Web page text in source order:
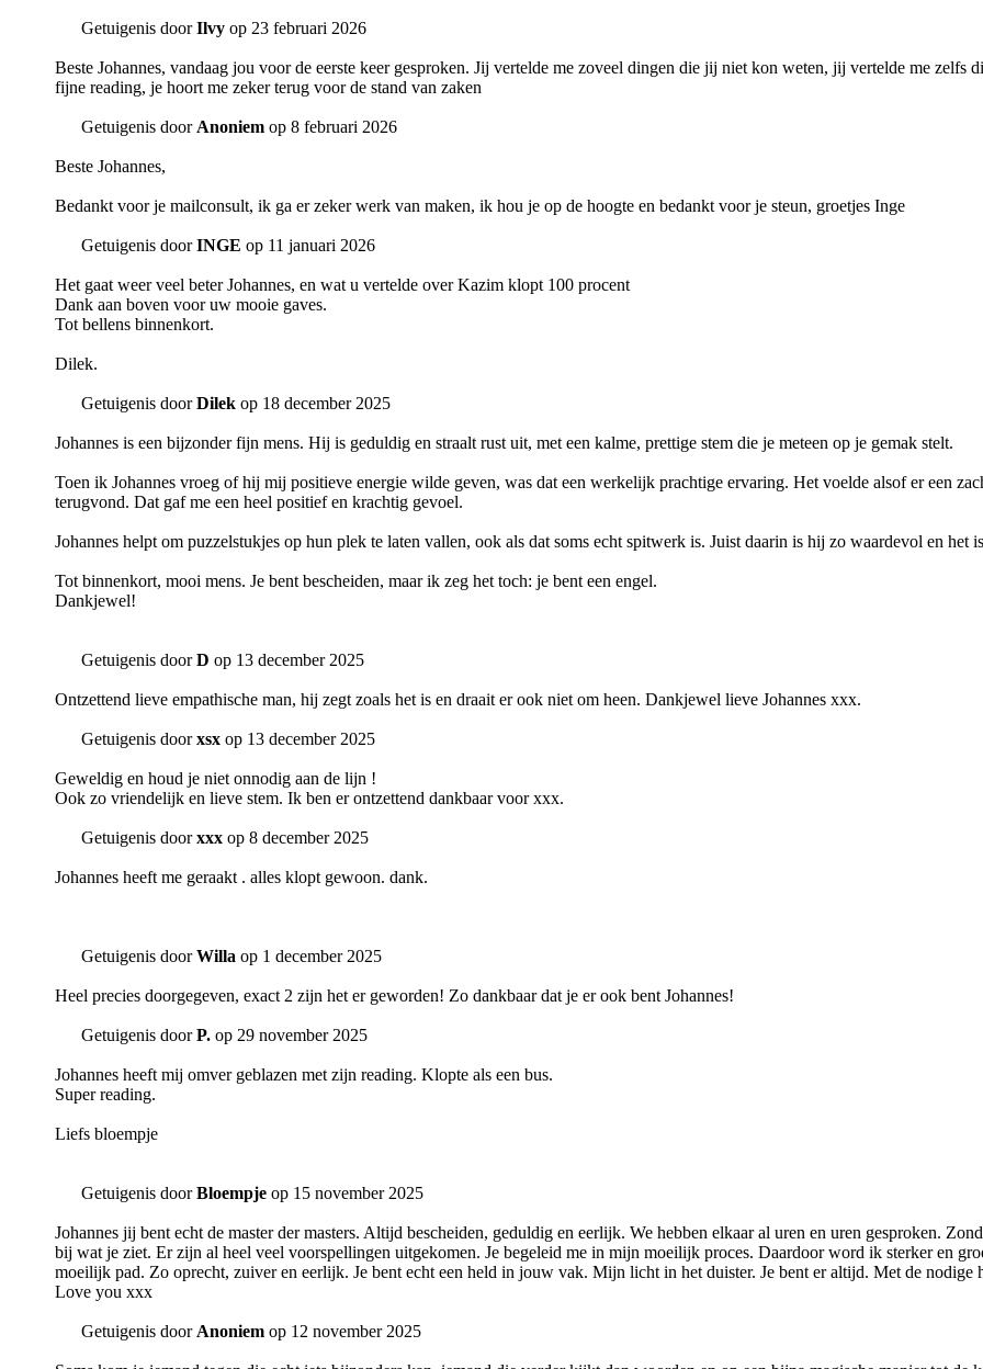
Getuigenis doorIlvy op 23 februari 2026
Beste Johannes, vandaag jou voor de eerste keer gesproken. Jij vertelde me zoveel dingen die jij niet kon weten, jij vertelde me
fijne reading, je hoort me zeker terug voor de stand van zaken
Getuigenis door Anoniem op 8 februari 2026
Beste Johannes,
Bedankt voor je mailconsult, ik ga er zeker werk van maken, ik hou je op de hoogte en bedankt voor je steun, groetjes Inge
Getuigenis doorINGE op 11 januari 2026
Het gaat weer veel beter Johannes, en wat u vertelde over Kazim klopt 100 procent
Dank aan boven voor uw mooie gaves.
Tot bellens binnenkort.
Dilek.
Getuigenis doorDilek op 18 december 2025
Johannes is een bijzonder fijn mens. Hij is geduldig en straalt rust uit, met een kalme, prettige stem die je meteen op je gemak stelt.
Toen ik Johannes vroeg of hij mij positieve energie wilde geven, was dat een werkelijk prachtige ervaring. Het voelde alsof er een
terugvond. Dat gaf me een heel positief en krachtig gevoel.
Johannes helpt om puzzelstukjes op hun plek te laten vallen, ook als dat soms echt spitwerk is. Juist daarin is hij zo waardevol en het
Tot binnenkort, mooi mens. Je bent bescheiden, maar ik zeg het toch: je bent een engel.
Dankjewel!
Getuigenis doorD op 13 december 2025
Ontzettend lieve empathische man, hij zegt zoals het is en draait er ook niet om heen. Dankjewel lieve Johannes xxx.
Getuigenis doorxsx op 13 december 2025
Geweldig en houd je niet onnodig aan de lijn !
Ook zo vriendelijk en lieve stem. Ik ben er ontzettend dankbaar voor xxx.
Getuigenis doorxxx op 8 december 2025
Johannes heeft me geraakt . alles klopt gewoon. dank.
Getuigenis doorWilla op 1 december 2025
Heel precies doorgegeven, exact 2 zijn het er geworden! Zo dankbaar dat je er ook bent Johannes!
Getuigenis doorP. op 29 november 2025
Johannes heeft mij omver geblazen met zijn reading. Klopte als een bus.
Super reading.
Liefs bloempje
Getuigenis doorBloempje op 15 november 2025
Johannes jij bent echt de master der masters. Altijd bescheiden, geduldig en eerlijk. We hebben elkaar al uren en uren gesproken.
bij wat je ziet. Er zijn al heel veel voorspellingen uitgekomen. Je begeleid me in mijn moeilijk proces. Daardoor word ik sterker en
moeilijk pad. Zo oprecht, zuiver en eerlijk. Je bent echt een held in jouw vak. Mijn licht in het duister. Je bent er altijd. Met de nodige
Love you xxx
Getuigenis door Anoniem op 12 november 2025